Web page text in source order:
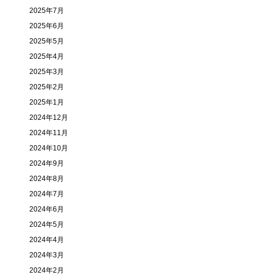
2025年7月
2025年6月
2025年5月
2025年4月
2025年3月
2025年2月
2025年1月
2024年12月
2024年11月
2024年10月
2024年9月
2024年8月
2024年7月
2024年6月
2024年5月
2024年4月
2024年3月
2024年2月